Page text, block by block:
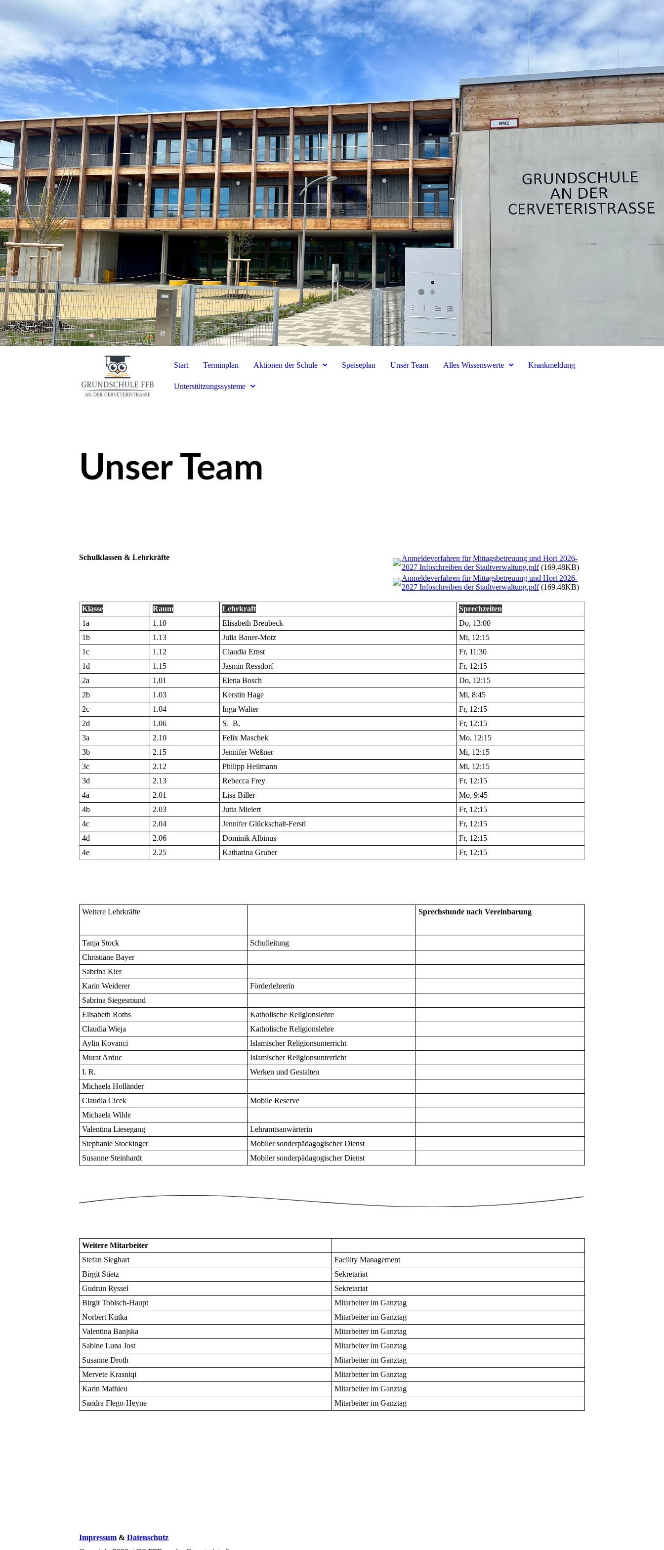
Start Terminplan Aktionen der Schule Speiseplan Unser Team Alles Wissenswerte Krankmeldung
Unterstützungssysteme
Unser Team
Anmeldeverfahren für Mittagsbetreuung und Hort 2026-
2027 Infoschreiben der Stadtverwaltung.pdf(169.48KB)
Anmeldeverfahren für Mittagsbetreuung und Hort 2026-
2027 Infoschreiben der Stadtverwaltung.pdf(169.48KB)
Schulklassen & Lehrkräfte
Klasse Raum Lehrkraft
Sprechzeiten
1a
1.10 Elisabeth Breubeck
Do, 13:00
1b
1.13 Julia Bauer-Motz
Mi, 12:15
1c
1.12 Claudia Ernst
Fr, 11:30
1d
1.15 Jasmin Ressdorf
Fr, 12:15
2a
1.01 Elena Bosch
Do, 12:15
2b
1.03 Kerstin Hage
Mi, 8:45
2c
1.04 Inga Walter
Fr, 12:15
2d
1.06 S. B,
Fr, 12:15
3a
2.10 Felix Maschek
Mo, 12:15
3b
2.15 Jennifer Weßner
Mi, 12:15
3c
2.12 Philipp Heilmann
Mi, 12:15
3d
2.13 Rebecca Frey
Fr, 12:15
4a
2.01 Lisa Biller
Mo, 9:45
4b
2.03 Jutta Mielert
Fr, 12:15
4c
2.04 Jennifer Glückschalt-Ferstl
Fr, 12:15
4d
2.06 Dominik Albinus
Fr, 12:15
4e
2.25 Katharina Gruber Fr, 12:15
Weitere Lehrkräfte Sprechstunde nach Vereinbarung
Tanja Stock
Schulleitung
Christiane Bayer
Sabrina Kier
Karin Weiderer
Förderlehrerin
Sabrina Siegesmund
Elisabeth Roths
Katholische Religionslehre
Claudia Wieja
Katholische Religionslehre
Aylin Kovanci
Islamischer Religionsunterricht
Murat Arduc
Islamischer Religionsunterricht
I. R.
Werken und Gestalten
Michaela Holländer
Claudia Cicek
Mobile Reserve
Michaela Wilde
Valentina Liesegang
Lehramtsanwärterin
Stephanie Stockinger
Mobiler sonderpädagogischer Dienst
Susanne Steinhardt
Mobiler sonderpädagogischer Dienst
Weitere Mitarbeiter
Stefan Sieghart
Facility Management
Birgit Stietz
Sekretariat
Gudrun Ryssel
Sekretariat
Birgit Tobisch-Haupt
Mitarbeiter im Ganztag
Norbert Kutka
Mitarbeiter im Ganztag
Valentina Banjska
Mitarbeiter im Ganztag
Sabine Luna Jost
Mitarbeiter im Ganztag
Susanne Droth
Mitarbeiter im Ganztag
Mervete Krasniqi
Mitarbeiter im Ganztag
Karin Mathieu
Mitarbeiter im Ganztag
Sandra Flego-Heyne
Mitarbeiter im Ganztag
Impressum & Datenschutz